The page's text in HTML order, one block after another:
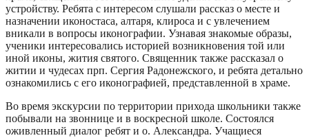
устройству. Ребята с интересом слушали рассказ о месте и
назначении иконостаса, алтаря, клироса и с увлечением
вникали в вопросы иконографии. Узнавая знакомые образы,
ученики интересовались историей возникновения той или
иной иконы, жития святого. Священник также рассказал о
житии и чудесах прп. Сергия Радонежского, и ребята детально
ознакомились с его иконографией, представленной в храме.
Во время экскурсии по территории прихода школьники также
побывали на звоннице и в воскресной школе. Состоялся
оживленный диалог ребят и о. Александра. Учащиеся